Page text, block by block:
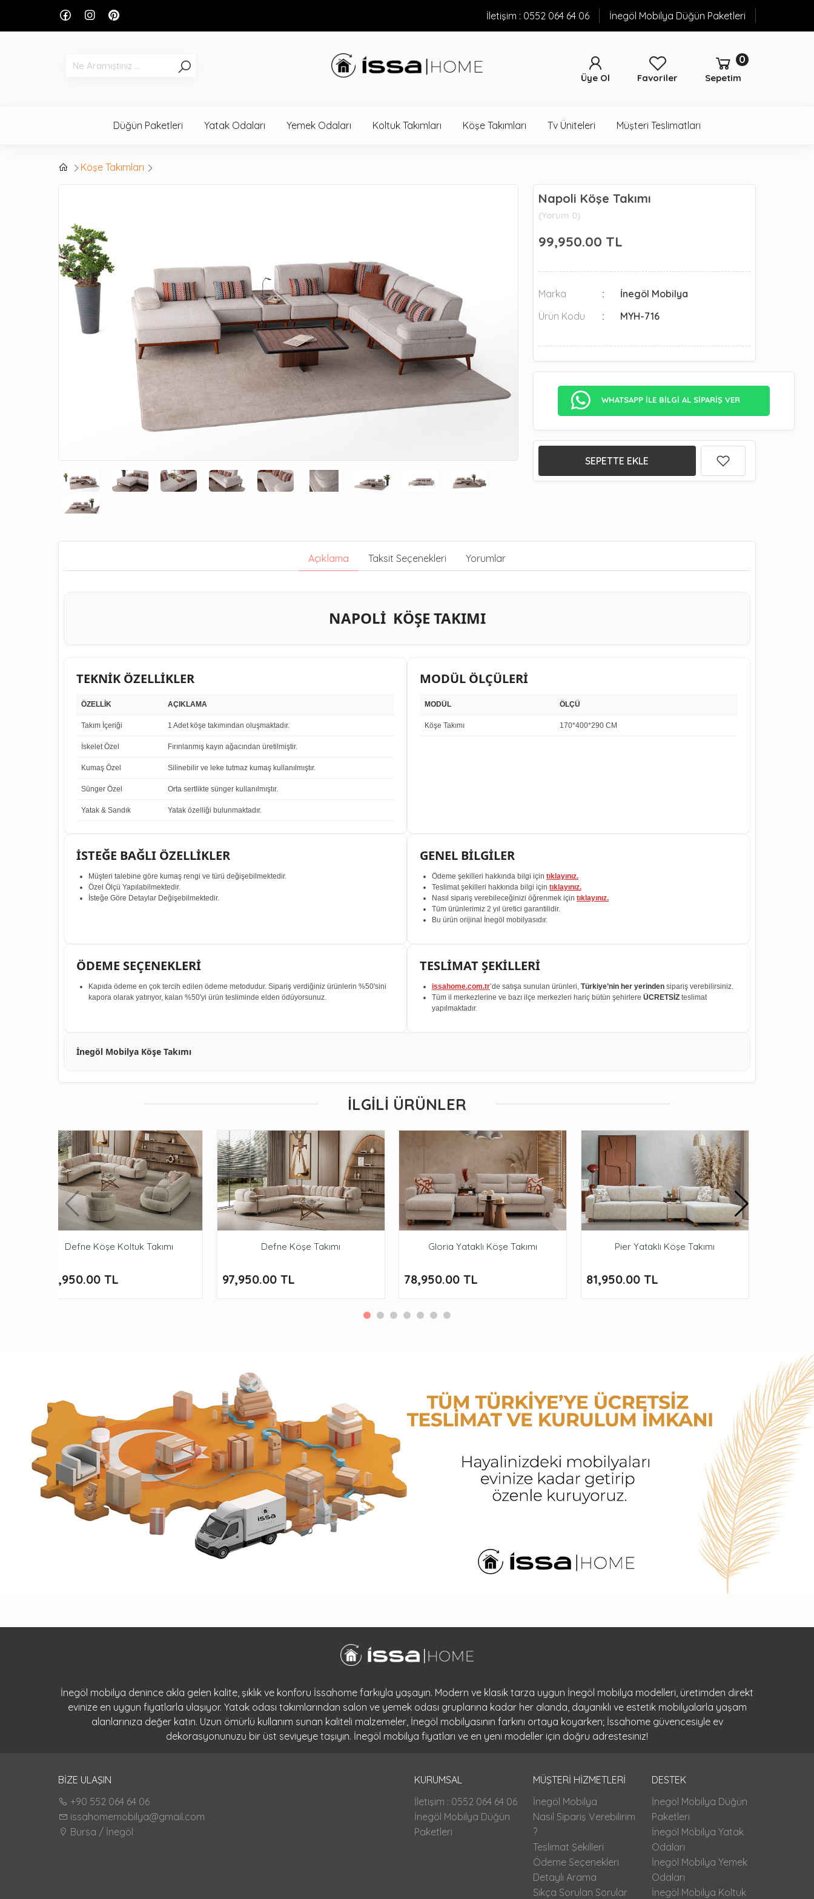
İletişim : 0552 064 64 06 İnegöl Mobilya Düğün Paketleri
Sepetim
0
Favoriler
Üye Ol
Düğün Paketleri Yatak Odaları Yemek Odaları Koltuk Takımları Köşe Takımları Tv Üniteleri Müşteri Teslimatları
Köşe Takımları
Napoli Köşe Takımı
(Yorum 0)
99,950.00 TL
Marka
İnegöl Mobilya
Ürün Kodu
MYH-716
WHATSAPP İLE BİLGİ AL SİPARİŞ VER
SEPETTE EKLE
Açıklama Taksit Seçenekleri Yorumlar
NAPOLİ KÖŞE TAKIMI
TEKNİK ÖZELLİKLER
ÖZELLİK AÇIKLAMA
Takım İçeriği 1 Adet köşe takımından oluşmaktadır.
İskelet Özel Fırınlanmış kayın ağacından üretilmiştir.
Kumaş Özel Silinebilir ve leke tutmaz kumaş kullanılmıştır.
Sünger Özel Orta sertlikte sünger kullanılmıştır.
Yatak & Sandık Yatak özelliği bulunmaktadır.
MODÜL ÖLÇÜLERİ
MODÜL ÖLÇÜ
Köşe Takımı 170*400*290 CM
İSTEĞE BAĞLI ÖZELLİKLER
Müşteri talebine göre kumaş rengi ve türü değişebilmektedir.
Özel Ölçü Yapılabilmektedir.
İsteğe Göre Detaylar Değişebilmektedir.
GENEL BİLGİLER
Ödeme şekilleri hakkında bilgi için tıklayınız.
Teslimat şekilleri hakkında bilgi için tıklayınız.
Nasıl sipariş verebileceğinizi öğrenmek için tıklayınız.
Tüm ürünlerimiz 2 yıl üretici garantilidir.
Bu ürün orijinal İnegöl mobilyasıdır.
ÖDEME SEÇENEKLERİ
Kapıda ödeme en çok tercih edilen ödeme metodudur. Sipariş verdiğiniz ürünlerin %50'sini
kapora olarak yatırıyor, kalan %50'yi ürün tesliminde elden ödüyorsunuz.
TESLİMAT ŞEKİLLERİ
issahome.com.tr’de satışa sunulan ürünleri, Türkiye’nin her yerinden sipariş verebilirsiniz.
Tüm il merkezlerine ve bazı ilçe merkezleri hariç bütün şehirlere ÜCRETSİZ teslimat
yapılmaktadır.
İnegöl Mobilya Köşe Takımı
İLGILI ÜRÜNLER
Defne Köşe Koltuk Takımı
138,950.00 TL
Defne Köşe Takımı
97,950.00 TL
Gloria Yataklı Köşe Takımı
78,950.00 TL
Pier Yataklı Köşe Takımı
81,950.00 TL
İnegöl mobilya denince akla gelen kalite, şıklık ve konforu İssahome farkıyla yaşayın. Modern ve klasik tarza uygun İnegöl mobilya modelleri, üretimden direkt
evinize en uygun fiyatlarla ulaşıyor. Yatak odası takımlarından salon ve yemek odası gruplarına kadar her alanda, dayanıklı ve estetik mobilyalarla yaşam
alanlarınıza değer katın. Uzun ömürlü kullanım sunan kaliteli malzemeler, İnegöl mobilyasının farkını ortaya koyarken; İssahome güvencesiyle ev
dekorasyonunuzu bir üst seviyeye taşıyın. İnegöl mobilya fiyatları ve en yeni modeller için doğru adrestesiniz!
BİZE ULAŞIN
+90 552 064 64 06
issahomemobilya@gmail.com
Bursa / İnegöl
KURUMSAL
İletişim : 0552 064 64 06
İnegöl Mobilya Düğün
Paketleri
MÜŞTERİ HİZMETLERİ
İnegöl Mobilya
Nasıl Sipariş Verebilirim
?
Teslimat Şekilleri
Ödeme Seçenekleri
Detaylı Arama
Sıkça Sorulan Sorular
DESTEK
İnegöl Mobilya Düğün
Paketleri
İnegöl Mobilya Yatak
Odaları
İnegöl Mobilya Yemek
Odaları
İnegöl Mobilya Koltuk